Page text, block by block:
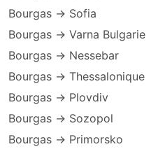
Bourgas → Sofia
Bourgas → Varna Bulgarie
Bourgas → Nessebar
Bourgas → Thessalonique
Bourgas → Plovdiv
Bourgas → Sozopol
Bourgas → Primorsko